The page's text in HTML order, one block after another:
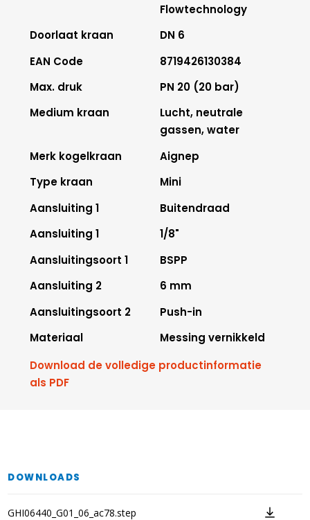
Flowtechnology
Doorlaat kraan
DN 6
EAN Code
8719426130384
Max. druk
PN 20 (20 bar)
Medium kraan
Lucht, neutrale
gassen, water
Merk kogelkraan
Aignep
Type kraan
Mini
Aansluiting 1
Buitendraad
Aansluiting 1
1/8"
Aansluitingsoort 1
BSPP
Aansluiting 2
6 mm
Aansluitingsoort 2
Push-in
Materiaal
Messing vernikkeld
Download de volledige productinformatie
als PDF
DOWNLOADS
GHI06440_G01_06_ac78.step